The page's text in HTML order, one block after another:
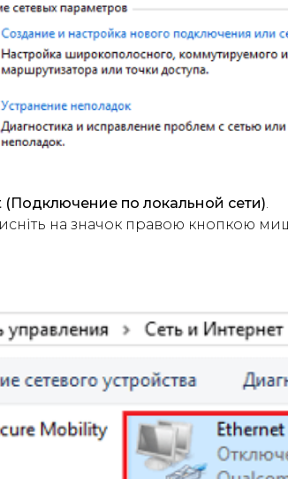
(Подключение по локальной сети).
на значок правою кнопкою